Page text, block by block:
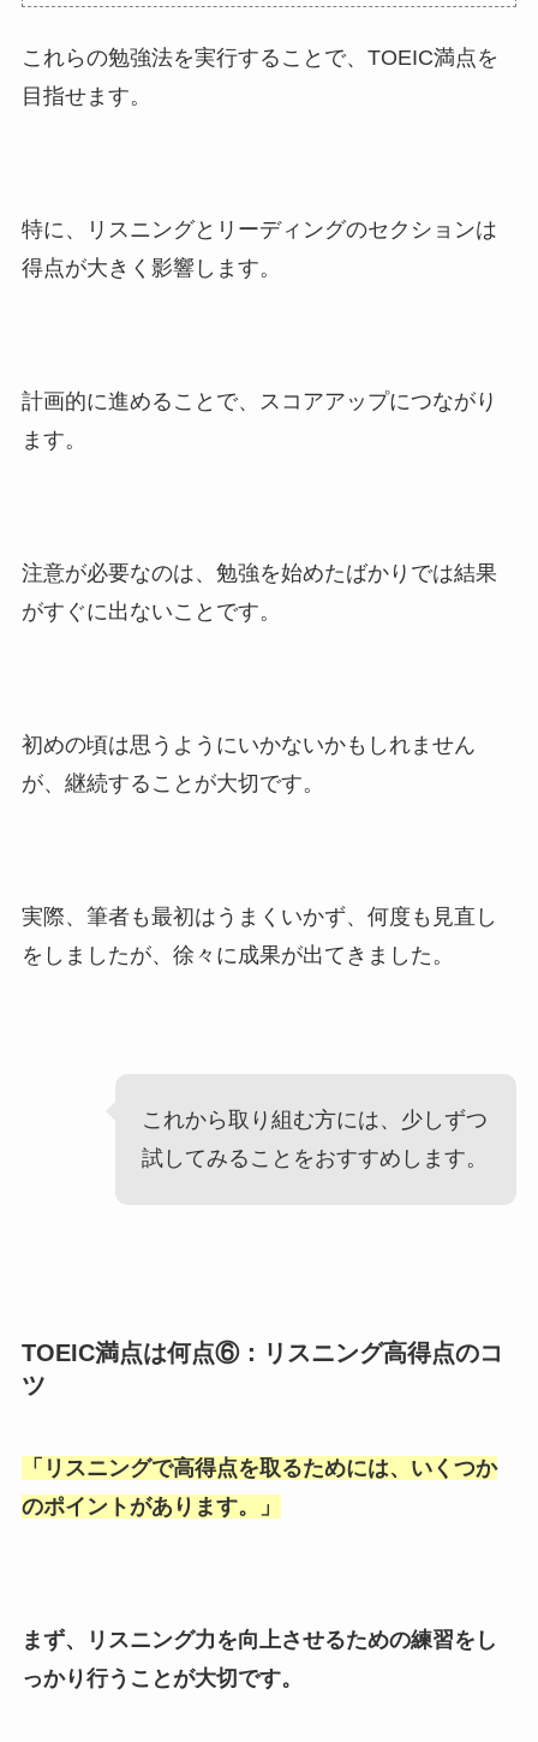
これらの勉強法を実行することで、TOEIC満点を
目指せます。
特に、リスニングとリーディングのセクションは
得点が大きく影響します。
計画的に進めることで、スコアアップにつながり
ます。
注意が必要なのは、勉強を始めたばかりでは結果
がすぐに出ないことです。
初めの頃は思うようにいかないかもしれません
が、継続することが大切です。
実際、筆者も最初はうまくいかず、何度も見直し
をしましたが、徐々に成果が出てきました。
これから取り組む方には、少しずつ
試してみることをおすすめします。
TOEIC満点は何点⑥：リスニング高得点のコ
ツ
「 リスニングで高得点を取るためには、いくつか
のポイントがあります。
」
まず、リスニング力を向上させるための練習をし
っかり行うことが大切です。